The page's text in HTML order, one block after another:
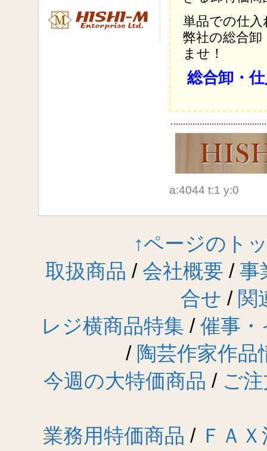
単品での仕
弊社の総合
ませ！
総合卸・
a:4044 t:1 y:0
↑ページのト
取扱商品 / 会社概要 / 事
合せ / 関
レジ横商品特集 / 催事
/ 陶芸作家作品
今週の大特価商品 / ご
業務用特価商品 / ＦＡ